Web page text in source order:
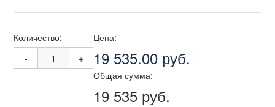
Количество:
-
+
Цена:
19 535.00 руб.
Общая сумма:
19 535 руб.